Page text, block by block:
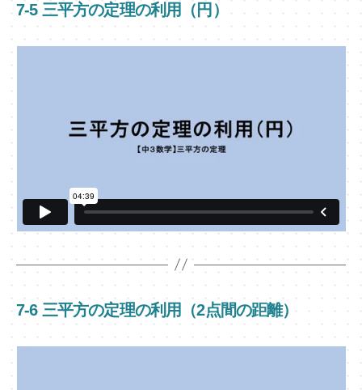
7-5 三平方の定理の利用（円）
7-6 三平方の定理の利用（2点間の距離）